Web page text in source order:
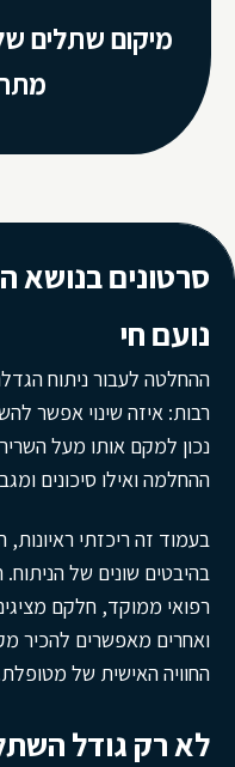
מיקום שתלים
סרטונים
נועם חי
ההחלטה לעבור ניתוח
רבות: איזה שינוי אפשר
נכון למקם אותו מעל
ההחלמה ואילו סיכונים
בעמוד זה ריכזתי
בהיבטים שונים של
רפואי ממוקד, חלקם
ואחרים מאפשרים להכיר
החוויה האישית של
לא רק גודל